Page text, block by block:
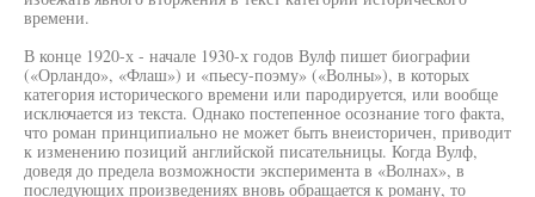
времени.
В конце 1920-х - начале 1930-х годов Вулф пишет биографии
(«Орландо», «Флаш») и «пьесу-поэму» («Волны»), в которых
категория исторического времени или пародируется, или вообще
исключается из текста. Однако постепенное осознание того факта,
что роман принципиально не может быть внеисторичен, приводит
к изменению позиций английской писательницы. Когда Вулф,
доведя до предела возможности эксперимента в «Волнах», в
последующих произведениях вновь обращается к роману, то